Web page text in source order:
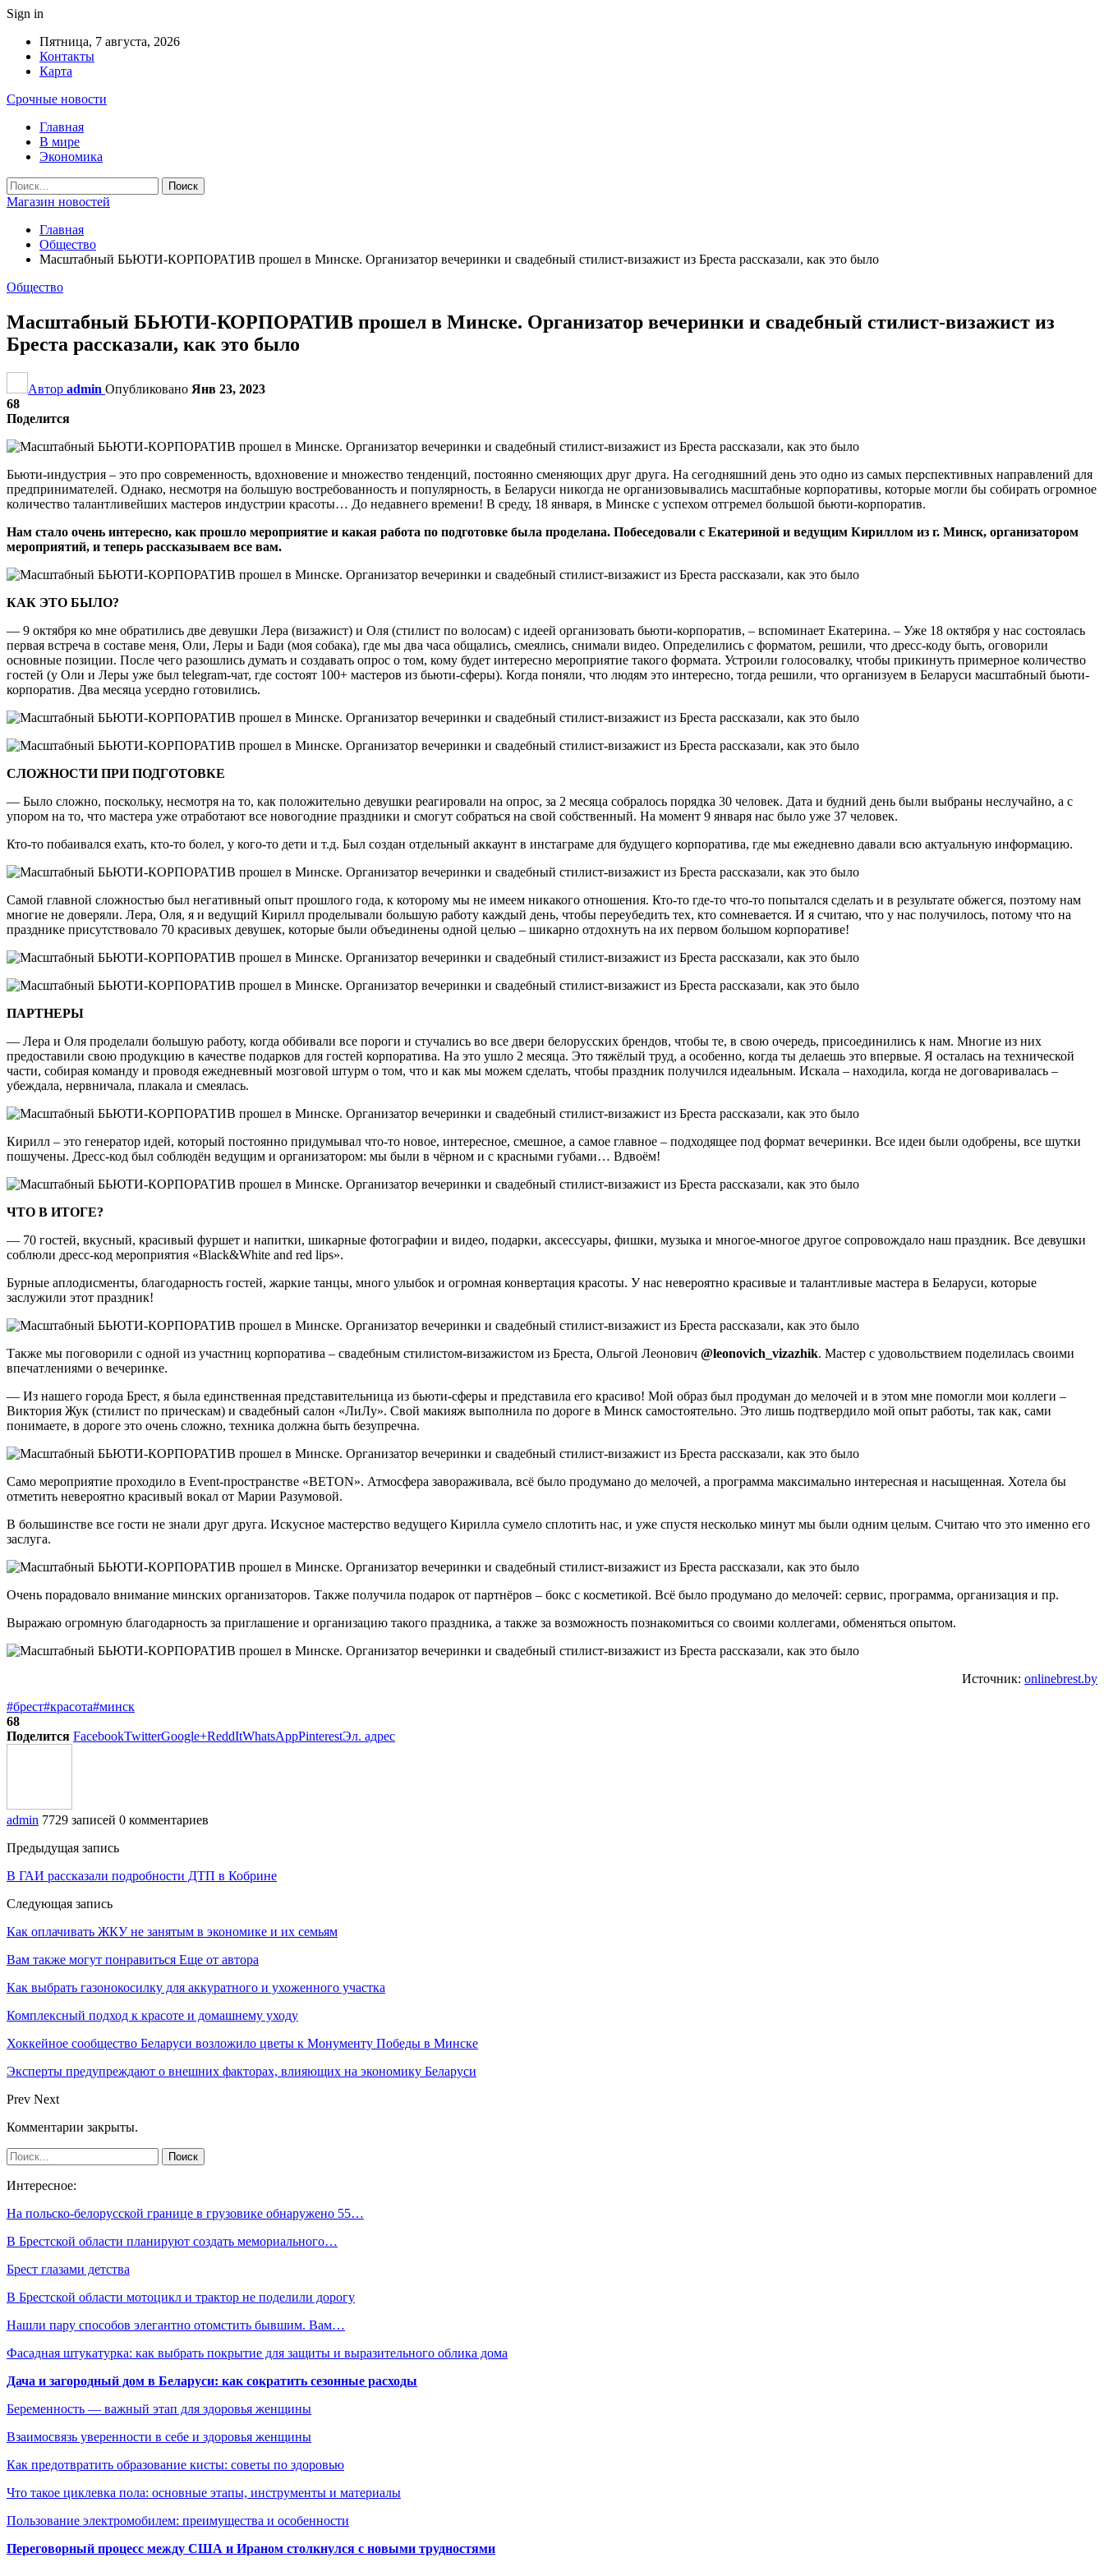
Sign in
Пятница, 7 августа, 2026
Контакты
Карта
Срочные новости
Главная
В мире
Экономика
Магазин новостей
Главная
Общество
Масштабный БЬЮТИ-КОРПОРАТИВ прошел в Минске. Организатор вечеринки и свадебный стилист-визажист из Бреста рассказали, как это было
Общество
Масштабный БЬЮТИ-КОРПОРАТИВ прошел в Минске. Организатор вечеринки и свадебный стилист-визажист из
Бреста рассказали, как это было
Автор admin Опубликовано Янв 23, 2023
68
Поделится
Бьюти-индустрия – это про современность, вдохновение и множество тенденций, постоянно сменяющих друг друга. На сегодняшний день это одно из самых перспективных направлений для
предпринимателей. Однако, несмотря на большую востребованность и популярность, в Беларуси никогда не организовывались масштабные корпоративы, которые могли бы собирать огромное
количество талантливейших мастеров индустрии красоты… До недавнего времени! В среду, 18 января, в Минске с успехом отгремел большой бьюти-корпоратив.
Нам стало очень интересно, как прошло мероприятие и какая работа по подготовке была проделана. Побеседовали с Екатериной и ведущим Кириллом из г. Минск, организатором
мероприятий, и теперь рассказываем все вам.
КАК ЭТО БЫЛО?
— 9 октября ко мне обратились две девушки Лера (визажист) и Оля (стилист по волосам) с идеей организовать бьюти-корпоратив, – вспоминает Екатерина. – Уже 18 октября у нас состоялась
первая встреча в составе меня, Оли, Леры и Бади (моя собака), где мы два часа общались, смеялись, снимали видео. Определились с форматом, решили, что дресс-коду быть, оговорили
основные позиции. После чего разошлись думать и создавать опрос о том, кому будет интересно мероприятие такого формата. Устроили голосовалку, чтобы прикинуть примерное количество
гостей (у Оли и Леры уже был telegram-чат, где состоят 100+ мастеров из бьюти-сферы). Когда поняли, что людям это интересно, тогда решили, что организуем в Беларуси масштабный бьюти-
корпоратив. Два месяца усердно готовились.
СЛОЖНОСТИ ПРИ ПОДГОТОВКЕ
— Было сложно, поскольку, несмотря на то, как положительно девушки реагировали на опрос, за 2 месяца собралось порядка 30 человек. Дата и будний день были выбраны неслучайно, а с
упором на то, что мастера уже отработают все новогодние праздники и смогут собраться на свой собственный. На момент 9 января нас было уже 37 человек.
Кто-то побаивался ехать, кто-то болел, у кого-то дети и т.д. Был создан отдельный аккаунт в инстаграме для будущего корпоратива, где мы ежедневно давали всю актуальную информацию.
Самой главной сложностью был негативный опыт прошлого года, к которому мы не имеем никакого отношения. Кто-то где-то что-то попытался сделать и в результате обжегся, поэтому нам
многие не доверяли. Лера, Оля, я и ведущий Кирилл проделывали большую работу каждый день, чтобы переубедить тех, кто сомневается. И я считаю, что у нас получилось, потому что на
празднике присутствовало 70 красивых девушек, которые были объединены одной целью – шикарно отдохнуть на их первом большом корпоративе!
ПАРТНЕРЫ
— Лера и Оля проделали большую работу, когда оббивали все пороги и стучались во все двери белорусских брендов, чтобы те, в свою очередь, присоединились к нам. Многие из них
предоставили свою продукцию в качестве подарков для гостей корпоратива. На это ушло 2 месяца. Это тяжёлый труд, а особенно, когда ты делаешь это впервые. Я осталась на технической
части, собирая команду и проводя ежедневный мозговой штурм о том, что и как мы можем сделать, чтобы праздник получился идеальным. Искала – находила, когда не договаривалась –
убеждала, нервничала, плакала и смеялась.
Кирилл – это генератор идей, который постоянно придумывал что-то новое, интересное, смешное, а самое главное – подходящее под формат вечеринки. Все идеи были одобрены, все шутки
пошучены. Дресс-код был соблюдён ведущим и организатором: мы были в чёрном и с красными губами… Вдвоём!
ЧТО В ИТОГЕ?
— 70 гостей, вкусный, красивый фуршет и напитки, шикарные фотографии и видео, подарки, аксессуары, фишки, музыка и многое-многое другое сопровождало наш праздник. Все девушки
соблюли дресс-код мероприятия «Black&White and red lips».
Бурные аплодисменты, благодарность гостей, жаркие танцы, много улыбок и огромная конвертация красоты. У нас невероятно красивые и талантливые мастера в Беларуси, которые
заслужили этот праздник!
Также мы поговорили с одной из участниц корпоратива – свадебным стилистом-визажистом из Бреста, Ольгой Леонович @leonovich_vizazhik. Мастер с удовольствием поделилась своими
впечатлениями о вечеринке.
— Из нашего города Брест, я была единственная представительница из бьюти-сферы и представила его красиво! Мой образ был продуман до мелочей и в этом мне помогли мои коллеги –
Виктория Жук (стилист по прическам) и свадебный салон «ЛиЛу». Свой макияж выполнила по дороге в Минск самостоятельно. Это лишь подтвердило мой опыт работы, так как, сами
понимаете, в дороге это очень сложно, техника должна быть безупречна.
Само мероприятие проходило в Event-пространстве «BETON». Атмосфера завораживала, всё было продумано до мелочей, а программа максимально интересная и насыщенная. Хотела бы
отметить невероятно красивый вокал от Марии Разумовой.
В большинстве все гости не знали друг друга. Искусное мастерство ведущего Кирилла сумело сплотить нас, и уже спустя несколько минут мы были одним целым. Считаю что это именно его
заслуга.
Очень порадовало внимание минских организаторов. Также получила подарок от партнёров – бокс с косметикой. Всё было продумано до мелочей: сервис, программа, организация и пр.
Выражаю огромную благодарность за приглашение и организацию такого праздника, а также за возможность познакомиться со своими коллегами, обменяться опытом.
Источник: onlinebrest.by
#брест#красота#минск
68
Поделится FacebookTwitterGoogle+ReddItWhatsAppPinterestЭл. адрес
admin 7729 записей 0 комментариев
Предыдущая запись
В ГАИ рассказали подробности ДТП в Кобрине
Следующая запись
Как оплачивать ЖКУ не занятым в экономике и их семьям
Вам также могут понравиться Еще от автора
Как выбрать газонокосилку для аккуратного и ухоженного участка
Комплексный подход к красоте и домашнему уходу
Хоккейное сообщество Беларуси возложило цветы к Монументу Победы в Минске
Эксперты предупреждают о внешних факторах, влияющих на экономику Беларуси
Prev Next
Комментарии закрыты.
Интересное:
На польско-белорусской границе в грузовике обнаружено 55…
В Брестской области планируют создать мемориального…
Брест глазами детства
В Брестской области мотоцикл и трактор не поделили дорогу
Нашли пару способов элегантно отомстить бывшим. Вам…
Фасадная штукатурка: как выбрать покрытие для защиты и выразительного облика дома
Дача и загородный дом в Беларуси: как сократить сезонные расходы
Беременность — важный этап для здоровья женщины
Взаимосвязь уверенности в себе и здоровья женщины
Как предотвратить образование кисты: советы по здоровью
Что такое циклевка пола: основные этапы, инструменты и материалы
Пользование электромобилем: преимущества и особенности
Переговорный процесс между США и Ираном столкнулся с новыми трудностями